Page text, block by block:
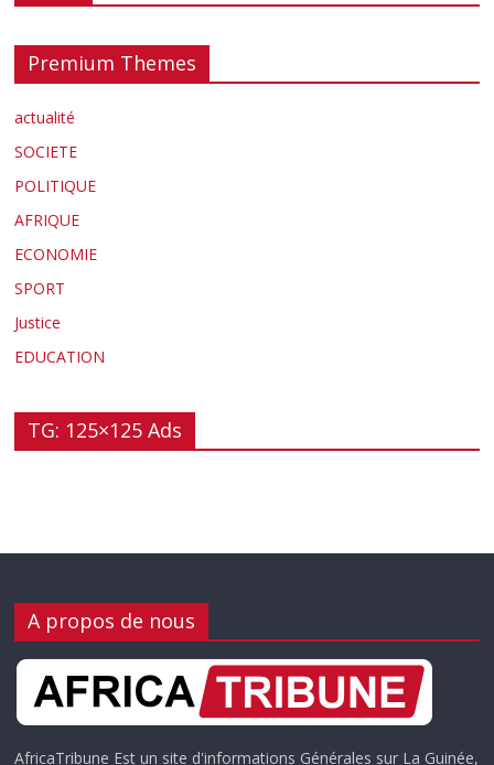
Premium Themes
actualité
SOCIETE
POLITIQUE
AFRIQUE
ECONOMIE
SPORT
Justice
EDUCATION
TG: 125×125 Ads
A propos de nous
AfricaTribune Est un site d'informations Générales sur La Guinée,